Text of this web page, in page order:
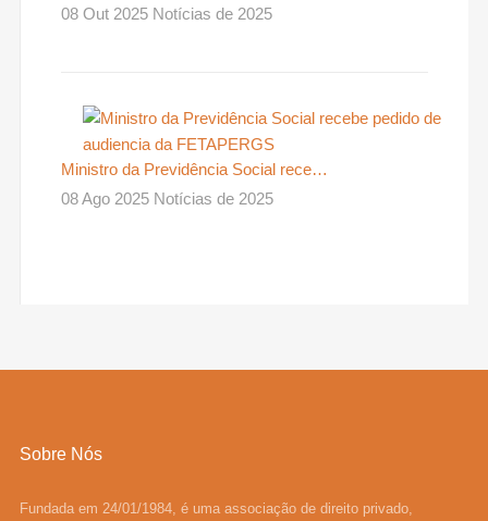
08 Out 2025 Notícias de 2025
Ministro da Previdência Social rece…
08 Ago 2025 Notícias de 2025
Sobre Nós
Fundada em 24/01/1984, é uma associação de direito privado,